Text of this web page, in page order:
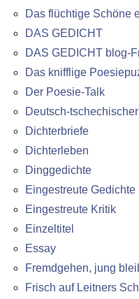
Das flüchtige Schöne
DAS GEDICHT
DAS GEDICHT blog-
Das knifflige
Der Poesie-Talk
Deutsch-
Dichterbriefe
Dichterleben
Dinggedichte
Eingestreute Gedichte
Eingestreute Kritik
Einzeltitel
Essay
Fremdgehen, jung
Frisch auf Leitners